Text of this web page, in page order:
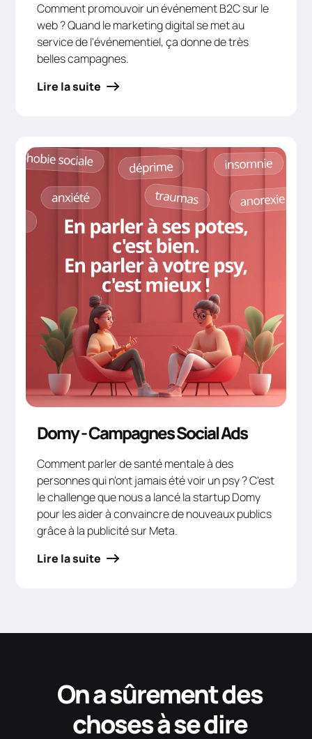
Comment promouvoir un événement B2C sur le
web ? Quand le marketing digital se met au
service de l'événementiel, ça donne de très
belles campagnes.
Lire la suite
Domy - Campagnes Social Ads
Comment parler de santé mentale à des
personnes qui n'ont jamais été voir un psy ? C'est
le challenge que nous a lancé la startup Domy
pour les aider à convaincre de nouveaux publics
grâce à la publicité sur Meta.
Lire la suite
On a sûrement des
choses à se dire